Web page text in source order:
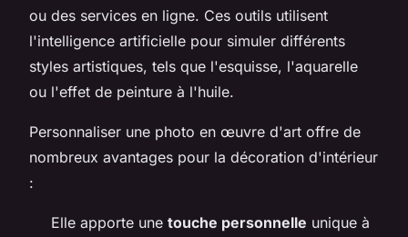
ou des services en ligne. Ces outils utilisent
l'intelligence artificielle pour simuler différents
styles artistiques, tels que l'esquisse, l'aquarelle
ou l'effet de peinture à l'huile.
Personnaliser une photo en œuvre d'art offre de
nombreux avantages pour la décoration d'intérieur
:
Elle apporte une touche personnelle unique à